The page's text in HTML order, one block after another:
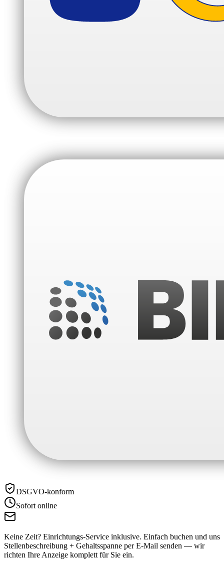
DSGVO-konform
Sofort online
Keine Zeit? Einrichtungs-Service inklusive. Einfach buchen und uns
Stellenbeschreibung + Gehaltsspanne per E-Mail senden — wir
richten Ihre Anzeige komplett für Sie ein.